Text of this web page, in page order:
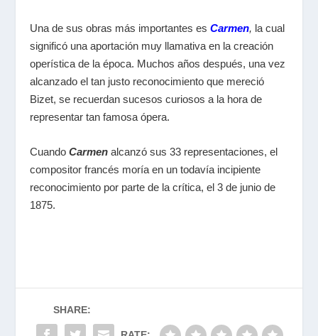
Una de sus obras más importantes esCarmen, la cual
significó una aportación muy llamativa en la creación
operística de la época. Muchos años después, una vez
alcanzado el tan justo reconocimiento que mereció
Bizet, se recuerdan sucesos curiosos a la hora de
representar tan famosa ópera.
CuandoCarmen alcanzó sus 33 representaciones, el
compositor francés moría en un todavía incipiente
reconocimiento por parte de la crítica, el 3 de junio de
1875.
SHARE: